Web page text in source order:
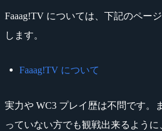
Faaag!TV については、下記のペー
します。
Faaag!TV について
実力や WC3 プレイ歴は不問です。
っていない方でも観戦出来るように